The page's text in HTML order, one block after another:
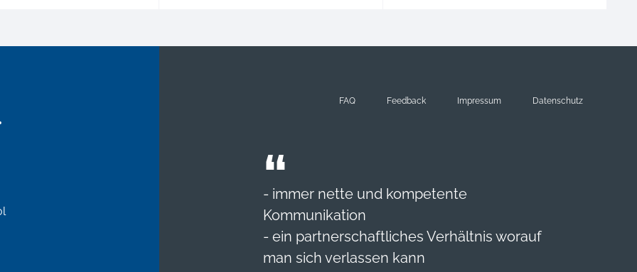
FAQ Feedback Impressum Datenschutz
- immer nette und kompetente
Kommunikation
- ein partnerschaftliches Verhältnis worauf
man sich verlassen kann